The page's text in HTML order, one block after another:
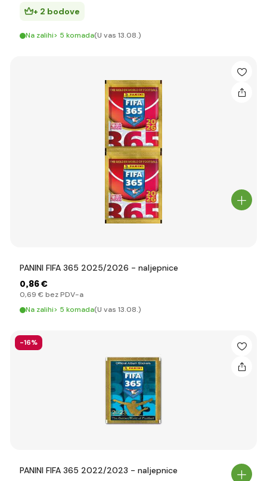
+ 2 bodove
Na zalihi> 5 komada(U vas 13.08.)
PANINI FIFA 365 2025/2026 - naljepnice
0,86 €
0,69 € bez PDV-a
Na zalihi> 5 komada(U vas 13.08.)
-16%
PANINI FIFA 365 2022/2023 - naljepnice